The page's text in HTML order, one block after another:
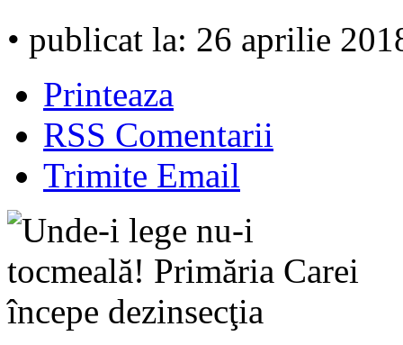
• publicat la: 26 aprilie
Printeaza
RSS Comentarii
Trimite Email